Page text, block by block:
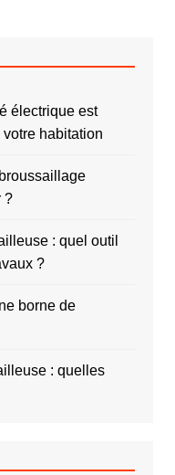
électrique est
habitation
?
: quel outil
?
borne de
: quelles